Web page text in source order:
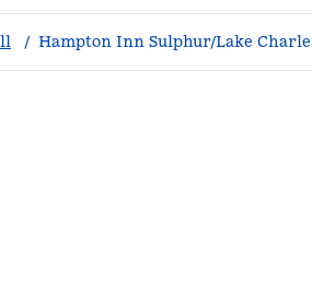
/ Hampton Inn Sulphur/Lake